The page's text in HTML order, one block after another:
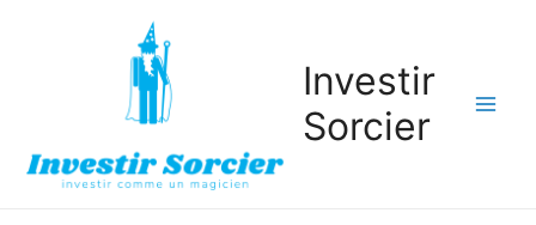
Investir
Sorcier